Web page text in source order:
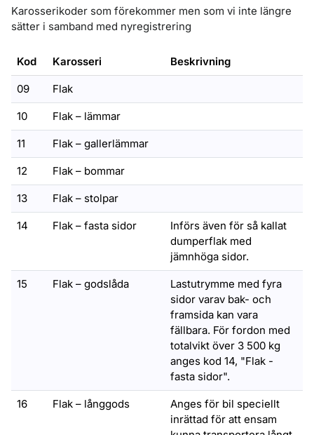
Karosserikoder som förekommer men som vi inte längre
sätter i samband med nyregistrering
Kod Karosseri Beskrivning
09 Flak
10 Flak – lämmar
11 Flak – gallerlämmar
12 Flak – bommar
13 Flak – stolpar
14 Flak – fasta sidor
Införs även för så kallat
dumperflak med
jämnhöga sidor.
15 Flak – godslåda
Lastutrymme med fyra
sidor varav bak- och
framsida kan vara
fällbara. För fordon med
totalvikt över 3 500 kg
anges kod 14, "Flak -
fasta sidor".
16 Flak – långgods
Anges för bil speciellt
inrättad för att ensam